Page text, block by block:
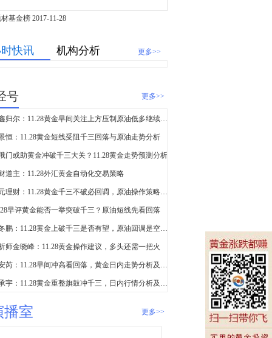
基金榜 2017-11-28
快讯 机构分析 更多>>
更多>>
号
万鑫归尔：11.28黄金早间关注上方压制原油低多继续看新高
恒：11.28黄金短线受阻千三回落与原油走势分析
门或助黄金冲破千三大关？11.28黄金走势预测分析
道主：11.28外汇黄金自动化交易策略
福元理财：11.28黄金千三不破必回调，原油操作策略附解套
早评黄金能否一举突破千三？原油短线先看回落
夏冬鹏：11.28黄金上破千三是否有望，原油回调是空头开始？
师金晓峰：11.28黄金操作建议，多头还需一把火
宋安芮：11.28早间冲高看回落，黄金日内走势分析及操作建议
曾承宇：11.28黄金重整旗鼓冲千三，日内行情分析及策略
播室 更多>>